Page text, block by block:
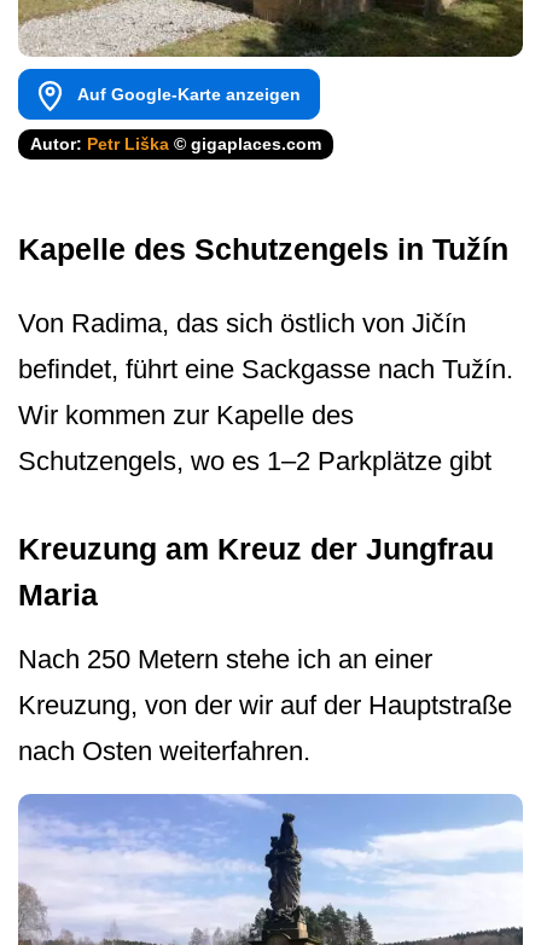
Auf Google-Karte anzeigen
Autor: Petr Liška © gigaplaces.com
Kapelle des Schutzengels in Tužín
Von Radima, das sich östlich von Jičín
befindet, führt eine Sackgasse nach Tužín.
Wir kommen zur Kapelle des
Schutzengels, wo es 1–2 Parkplätze gibt
Kreuzung am Kreuz der Jungfrau
Maria
Nach 250 Metern stehe ich an einer
Kreuzung, von der wir auf der Hauptstraße
nach Osten weiterfahren.